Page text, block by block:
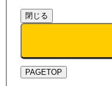
閉じる
PAGETOP